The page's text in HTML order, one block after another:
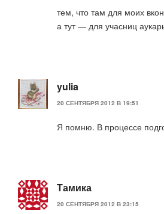
тем, что там для моих
а тут — для учасниц
yulia
20 СЕНТЯБРЯ 2012 В 19:51
Я помню. В процессе
Тамика
20 СЕНТЯБРЯ 2012 В 23:15